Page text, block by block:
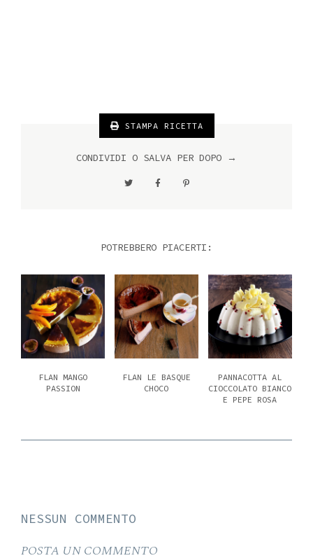
STAMPA RICETTA
CONDIVIDI O SALVA PER DOPO →
POTREBBERO PIACERTI:
FLAN MANGO
PASSION
FLAN LE BASQUE
CHOCO
PANNACOTTA AL
CIOCCOLATO BIANCO
E PEPE ROSA
NESSUN COMMENTO
POSTA UN COMMENTO